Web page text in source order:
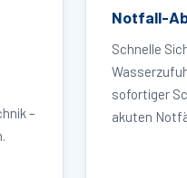
–
Notfall-
Schnelle
sofortiger
akuten